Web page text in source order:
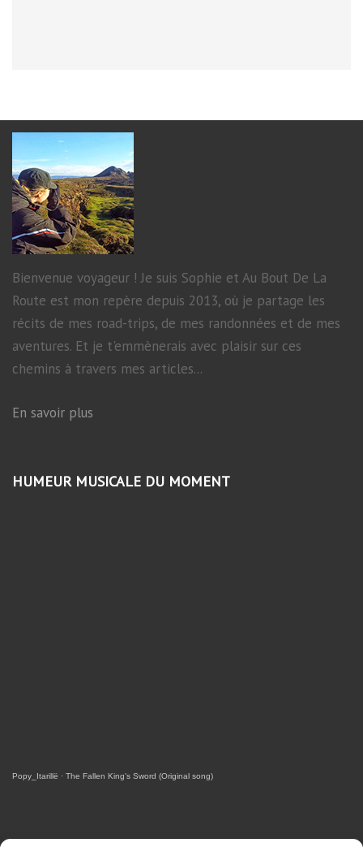
Bienvenue voyageur ! Je suis Sophie et Au Bout De La
Route est mon repère depuis 2013, où je partage les
récits de mes road-trips, de mes randonnées et de mes
aventures. Et je t'emmènerais avec plaisir sur ces
chemins à travers mes articles...
En savoir plus
HUMEUR MUSICALE DU MOMENT
Popy_Itarillë · The Fallen King's Sword (Original song)